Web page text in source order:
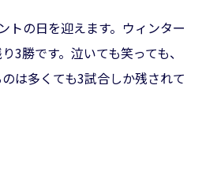
トの日を迎えます。ウィンター
3勝です。泣いても笑っても、
は多くても3試合しか残されて